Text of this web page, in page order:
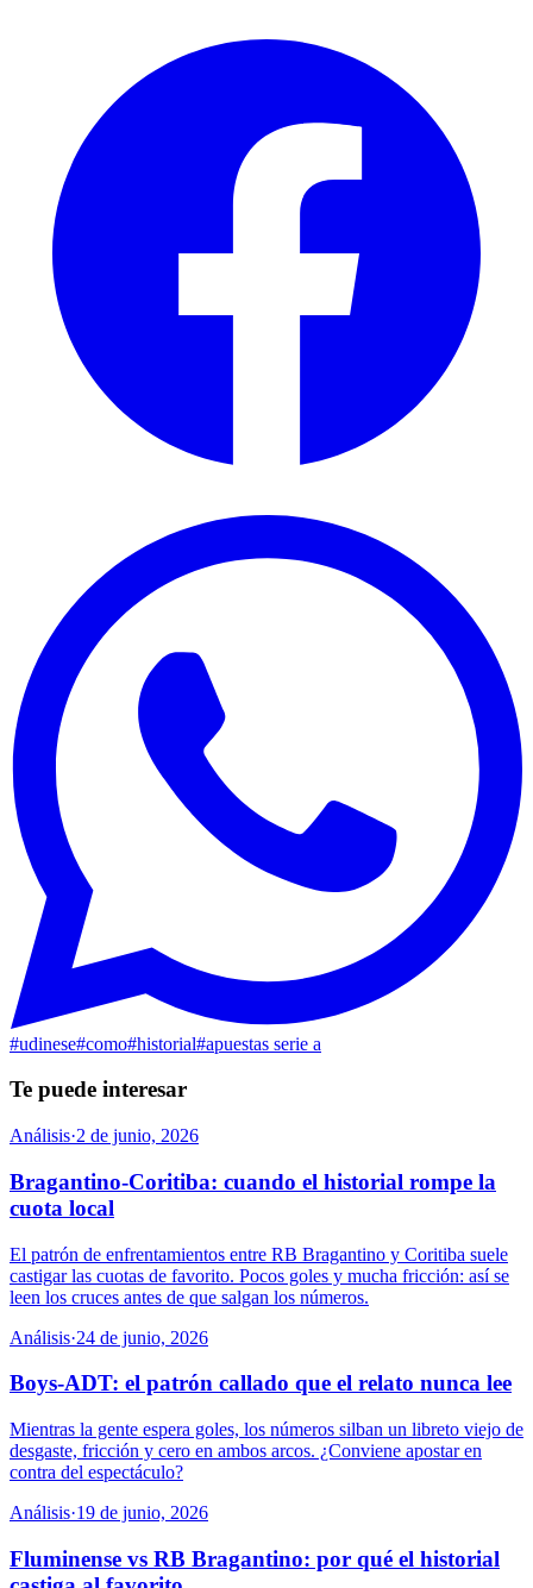
#udinese#como#historial#apuestas serie a
Te puede interesar
Análisis·2 de junio, 2026
Bragantino-Coritiba: cuando el historial rompe la
cuota local
El patrón de enfrentamientos entre RB Bragantino y Coritiba suele
castigar las cuotas de favorito. Pocos goles y mucha fricción: así se
leen los cruces antes de que salgan los números.
Análisis·24 de junio, 2026
Boys-ADT: el patrón callado que el relato nunca lee
Mientras la gente espera goles, los números silban un libreto viejo de
desgaste, fricción y cero en ambos arcos. ¿Conviene apostar en
contra del espectáculo?
Análisis·19 de junio, 2026
Fluminense vs RB Bragantino: por qué el historial